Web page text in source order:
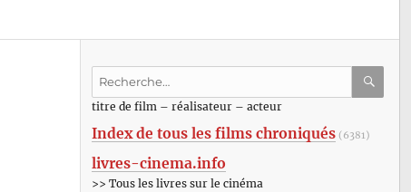
Recherche
:titre de film – réalisateur – acteur
Index de tous les films chroniqués (6381)
livres-cinema.info
>> Tous les livres sur le cinéma